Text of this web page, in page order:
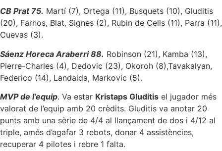
CB Prat 75. Martí (7), Ortega (11), Busquets (10), Gluditis
(20), Farnos, Blat, Signes (2), Rubin de Celis (11), Parra (11),
Cuevas (3).
Sáenz Horeca Araberri 88. Robinson (21), Kamba (13),
Pierre-Charles (4), Dedovic (23), Okoroh (8),Tavakalyan,
Federico (14), Landaida, Markovic (5).
MVP de l’equip. Va estar Kristaps Gluditis el jugador més
valorat de l’equip amb 20 crèdits. Gluditis va anotar 20
punts amb una sèrie de 4/4 al llançament de dos i 4/12 al
triple, amés d’agafar 3 rebots, donar 4 assistències,
recuperar 4 pilotes i rebre 1 falta.